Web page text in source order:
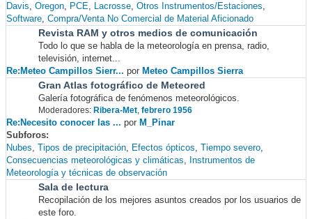
Davis Oregon PCE Lacrosse Otros Instrumentos/Estaciones
Software Compra/Venta No Comercial de Material Aficionado
Revista RAM y otros medios de comunicación
Todo lo que se habla de la meteorología en prensa, radio,
televisión, internet...
Re:Meteo Campillos Sierr... por Meteo Campillos Sierra
Gran Atlas fotográfico de Meteored
Galería fotográfica de fenómenos meteorológicos.
Moderadores: Ribera-Met, febrero 1956
Re:Necesito conocer las ... por M_Pinar
Subforos
Nubes Tipos de precipitación Efectos ópticos Tiempo severo
Consecuencias meteorológicas y climáticas
Instrumentos de
Meteorología y técnicas de observación
Sala de lectura
Recopilación de los mejores asuntos creados por los usuarios de
este foro.